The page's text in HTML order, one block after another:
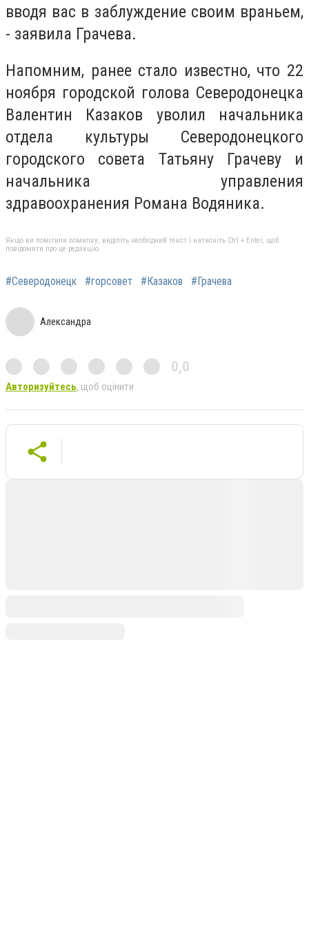
вводя вас в заблуждение своим враньем,
- заявила Грачева.
Напомним, ранее стало известно, что 22
ноября городской голова Северодонецка
Валентин Казаков уволил начальника
отдела культуры Северодонецкого
городского совета Татьяну Грачеву и
начальника управления
здравоохранения Романа Водяника.
Якщо ви помітили помилку, виділіть необхідний текст і натисніть Ctrl + Enter, щоб
повідомити про це редакцію
#Северодонецк #горсовет #Казаков #Грачева
Александра
0,0
Авторизуйтесь, щоб оцінити